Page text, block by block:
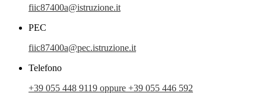
fiic87400a@istruzione.it
PEC
fiic87400a@pec.istruzione.it
Telefono
+39 055 448 9119 oppure +39 055 446 592